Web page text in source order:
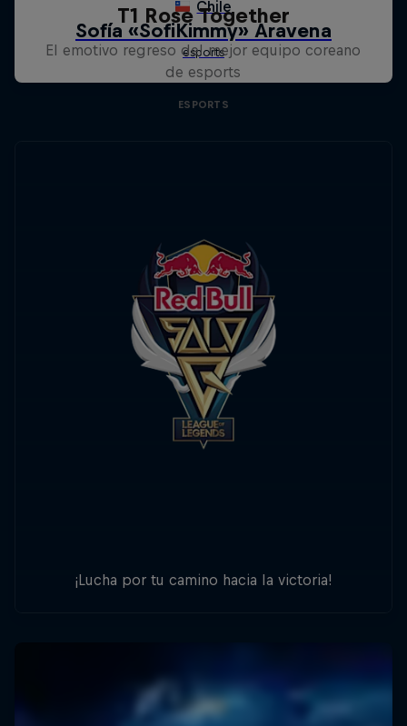
T1 Rose Together
El emotivo regreso del mejor equipo coreano
de esports
ESPORTS
¡Lucha por tu camino hacia la victoria!